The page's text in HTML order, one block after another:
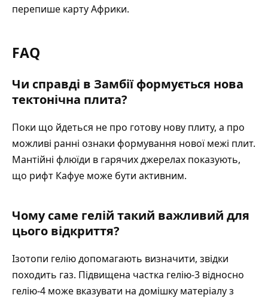
перепише карту Африки.
FAQ
Чи справді в Замбії формується нова
тектонічна плита?
Поки що йдеться не про готову нову плиту, а про
можливі ранні ознаки формування нової межі плит.
Мантійні флюїди в гарячих джерелах показують,
що рифт Кафуе може бути активним.
Чому саме гелій такий важливий для
цього відкриття?
Ізотопи гелію допомагають визначити, звідки
походить газ. Підвищена частка гелію-3 відносно
гелію-4 може вказувати на домішку матеріалу з